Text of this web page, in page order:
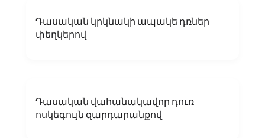
Դասական կրկնակի ապակե դռներ
փեղկերով
Դասական վահանակավոր դուռ
ոսկեգույն զարդարանքով